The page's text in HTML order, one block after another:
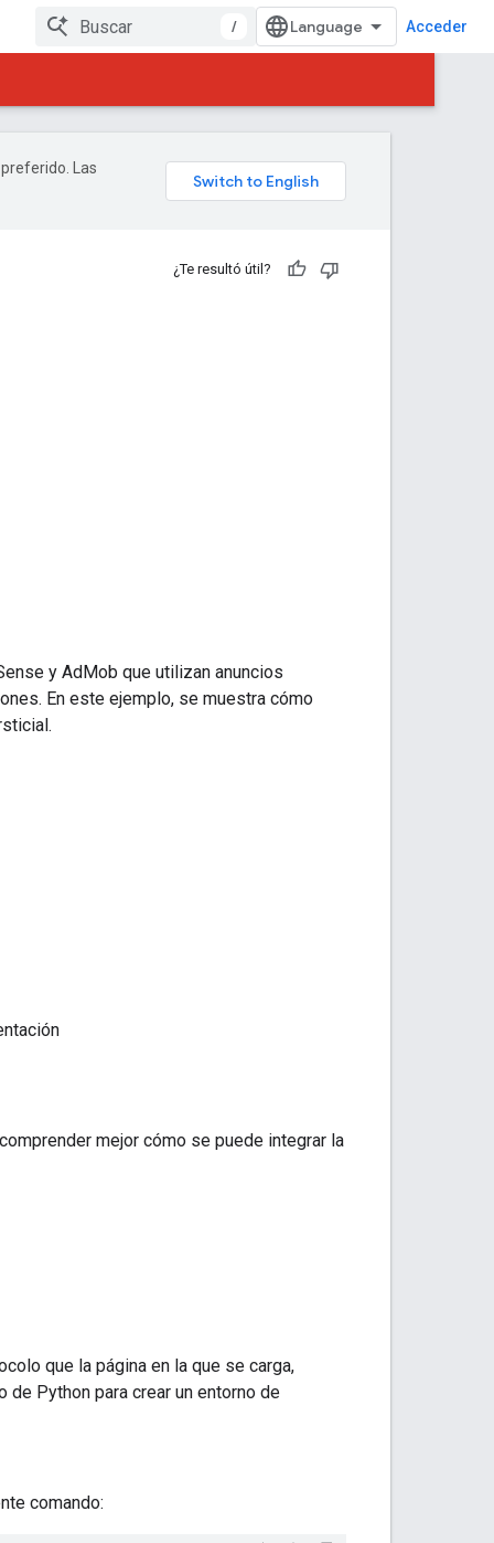
/ Acceder
Las
¿Te resultó útil?
y AdMob que utilizan anuncios
En este ejemplo, se muestra cómo
mejor cómo se puede integrar la
que la página en la que se carga,
de Python para crear un entorno de
comando: